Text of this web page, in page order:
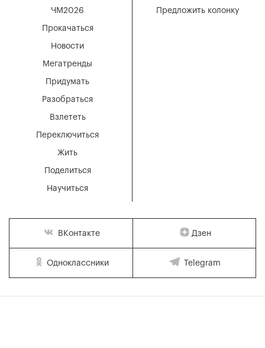
Мегатренды
Придумать
Разобраться
Взлететь
Новости
Переключиться
Жить
Поделиться
Научиться
ЧМ2026
Прокачаться
Предложить колонку
ВКонтакте Дзен
Одноклассники Telegram